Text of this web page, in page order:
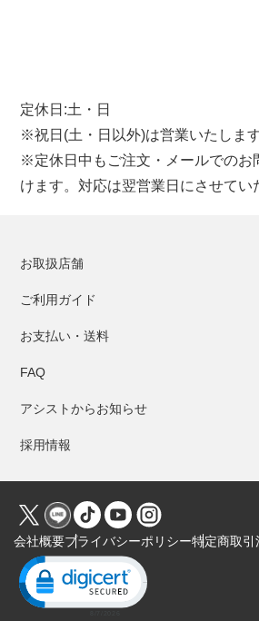
定休日:土・日
※祝日(土・日以外)は営業いたします
※定休日中もご注文・メールでのお
けます。対応は翌営業日にさせてい
お取扱店舗
ご利用ガイド
お支払い・送料
FAQ
アシストからお知らせ
採用情報
会社概要プライバシーポリシー特定商取引
Click to open certificate